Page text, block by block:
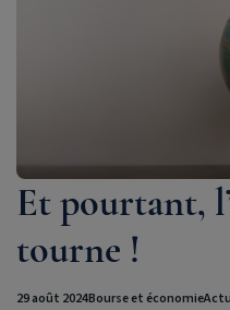
Et pourtant,
tourne !
29 août 2024Bourse et économie